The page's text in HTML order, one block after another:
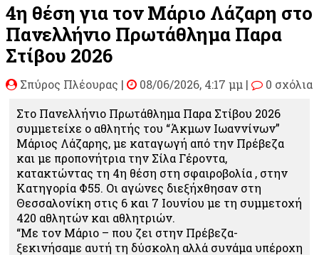
4η θέση για τον Μάριο Λάζαρη στο
Πανελλήνιο Πρωτάθλημα Παρα
Στίβου 2026
Σπύρος Πλέουρας | 08/06/2026, 4:17 μμ |
0 σχόλια
Στο Πανελλήνιο Πρωτάθλημα Παρα Στίβου 2026
συμμετείχε ο αθλητής του “Άκμων Ιωαννίνων”
Μάριος Λάζαρης, με καταγωγή από την Πρέβεζα
και με προπονήτρια την Σίλα Γέροντα,
κατακτώντας τη 4η θέση στη σφαιροβολία , στην
Κατηγορία Φ55. Οι αγώνες διεξήχθησαν στη
Θεσσαλονίκη στις 6 και 7 Ιουνίου με τη συμμετοχή
420 αθλητών και αθλητριών.
“Με τον Μάριο – που ζει στην Πρέβεζα-
ξεκινήσαμε αυτή τη δύσκολη αλλά συνάμα υπέροχη